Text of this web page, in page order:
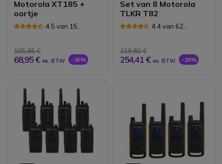
Motorola XT185 +
oortje
4.5 van 15
105,95 €
68,95 € ex. BTW -35%
Set van 8 Motorola
TLKR T82
4.4 van 62
319,80 €
254,41 € ex. BTW -20%